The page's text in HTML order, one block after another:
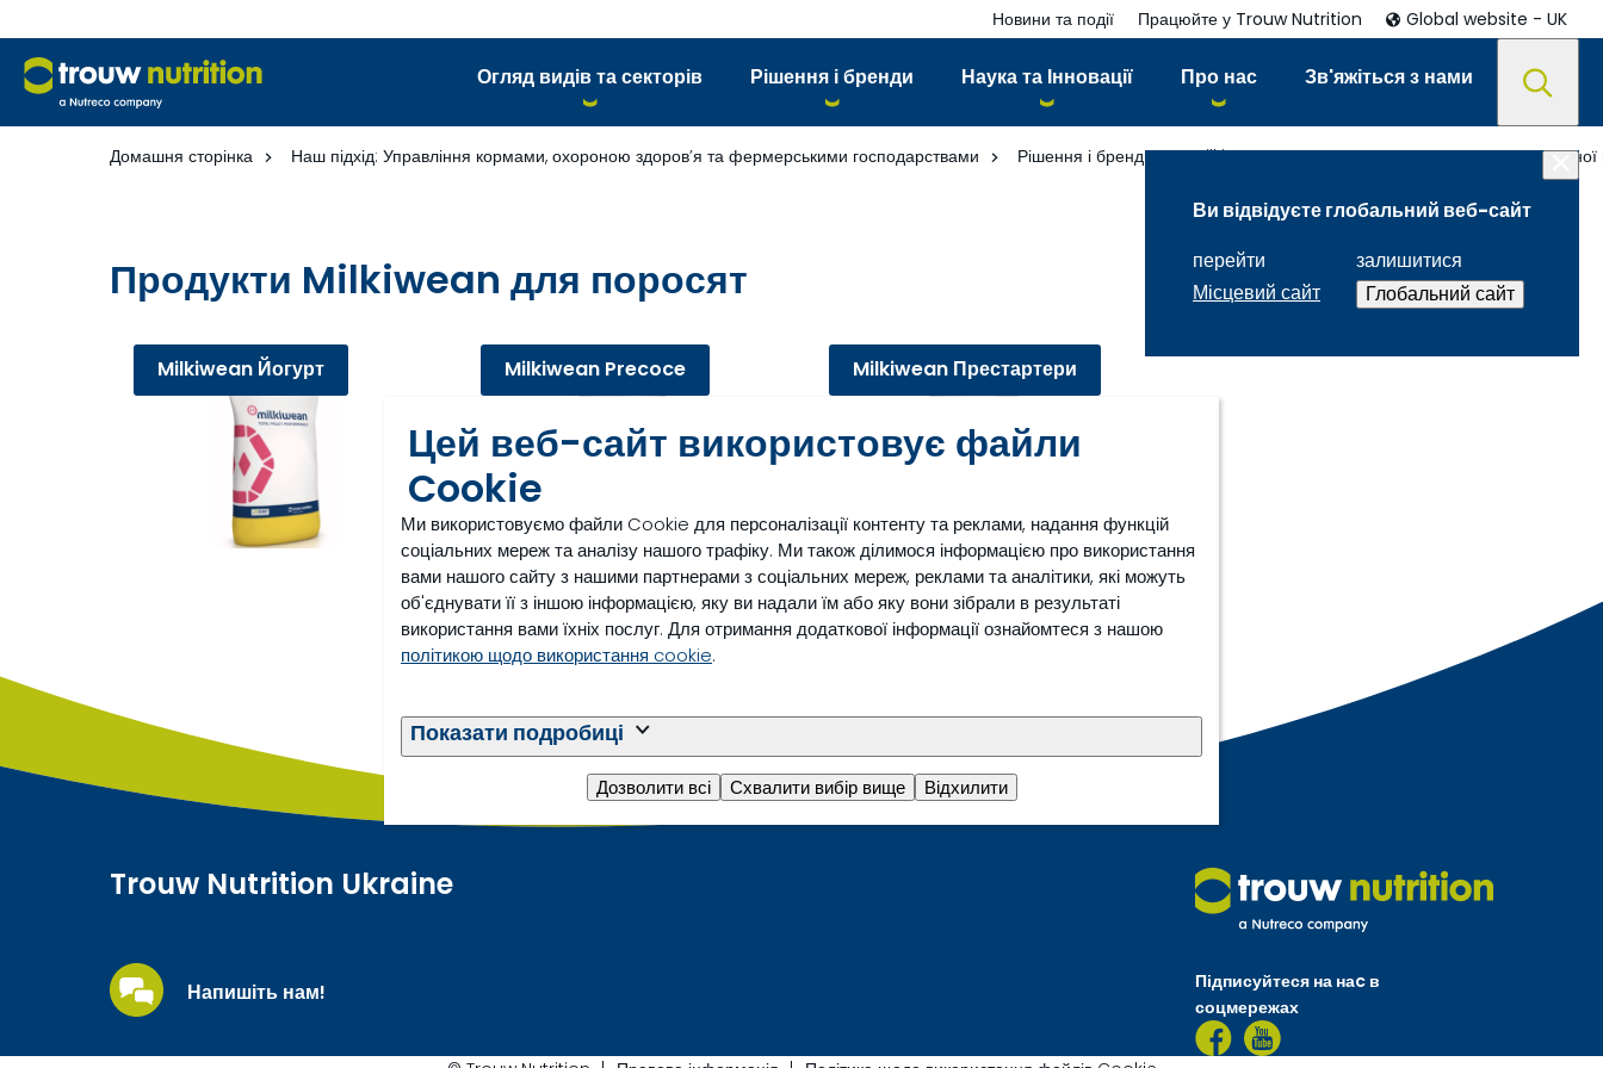
Цей веб-сайт використовує файли
Cookie
Ми використовуємо файли Cookie для персоналізації контенту та реклами, надання функцій
соціальних мереж та аналізу нашого трафіку. Ми також ділимося інформацією про використання
вами нашого сайту з нашими партнерами з соціальних мереж, реклами та аналітики, які можуть
об'єднувати її з іншою інформацією, яку ви надали їм або яку вони зібрали в результаті
використання вами їхніх послуг. Для отримання додаткової інформації ознайомтеся з нашою
політикою щодо використання cookie.
Показати подробиці
Дозволити всі Схвалити вибір вище Відхилити
Огляд видів та секторів Рішення і бренди Наука та Інновації Про нас Зв'яжіться з нами
Новини та події Працюйте у Trouw Nutrition Global website - UK
Ви відвідуєте глобальний веб-сайт
перейти
Місцевий сайт
залишитися
Глобальний сайт
Домашня сторінка Наш підхід: Управління кормами, охороною здоров’я та фермерськими господарствами Рішення і бренди Milkiwean - рішення для досягнення максимальної
Продукти Milkiwean для поросят
Milkiwean Йогурт Milkiwean Precoce Milkiwean Престартери
Trouw Nutrition Ukraine
Напишіть нам!
Підписуйтеся на наc в
соцмережах